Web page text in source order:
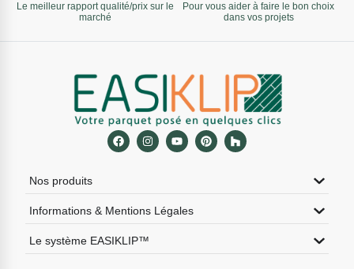
Le meilleur rapport qualité/prix sur le
marché
Pour vous aider à faire le bon choix
dans vos projets
Nos produits
Informations & Mentions Légales
Le système EASIKLIP™